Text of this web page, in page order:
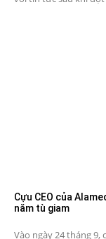
Cựu CEO của
năm tù giam
Vào ngày 24 tháng 9,